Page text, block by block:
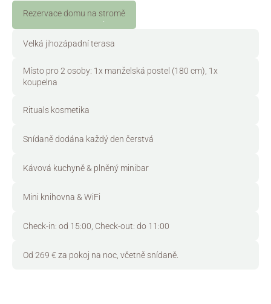
Rezervace domu na stromě
Rezervovat nyní
Velká jihozápadní terasa
Místo pro 2 osoby: 1x manželská postel (180 cm), 1x
koupelna
Rituals kosmetika
Snídaně dodána každý den čerstvá
Kávová kuchyně & plněný minibar
Mini knihovna & WiFi
Check-in: od 15:00, Check-out: do 11:00
Od 269 € za pokoj na noc, včetně snídaně.